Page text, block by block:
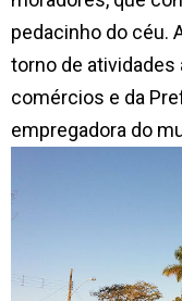
pedacinho do céu.
torno de atividades
comércios e da
empregadora do